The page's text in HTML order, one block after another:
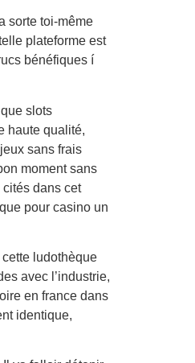
sorte toi-même
plateforme est
bénéfiques í
slots
haute qualité,
sans frais
moment sans
dans cet
pour casino un
ludothèque
avec l’industrie,
en france dans
identique,